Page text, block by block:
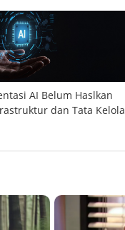
AI Belum Haslkan
dan Tata Kelola